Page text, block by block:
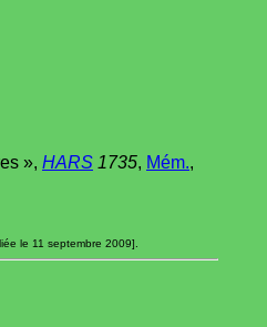
», HARS 1735, Mém.,
le 11 septembre 2009].